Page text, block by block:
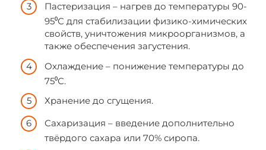
Пастеризация – нагрев до температуры 90-
95⁰С для стабилизации физико-химических
свойств, уничтожения микроорганизмов, а
также обеспечения загустения.
Охлаждение – понижение температуры до
75⁰С.
Хранение до сгущения.
Сахаризация – введение дополнительно
твёрдого сахара или 70% сиропа.